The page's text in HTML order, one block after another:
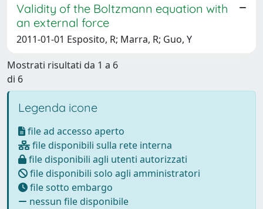
Validity of the Boltzmann equation with
an external force
2011-01-01 Esposito, R; Marra, R; Guo, Y
Mostrati risultati da 1 a 6
di 6
Legenda icone
file ad accesso aperto
file disponibili sulla rete interna
file disponibili agli utenti autorizzati
file disponibili solo agli amministratori
file sotto embargo
nessun file disponibile